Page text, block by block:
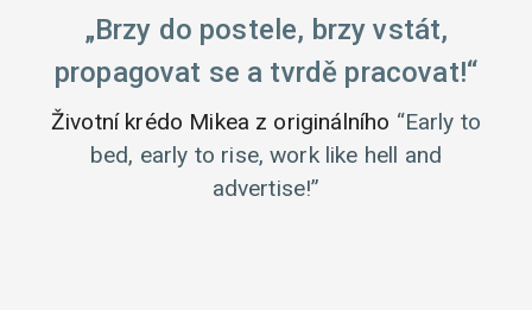
Brzy do postele, brzy vstát,
propagovat se a tvrdě pracovat!
Životní krédo Mikea z originálního Early to
bed, early to rise, work like hell and
advertise!